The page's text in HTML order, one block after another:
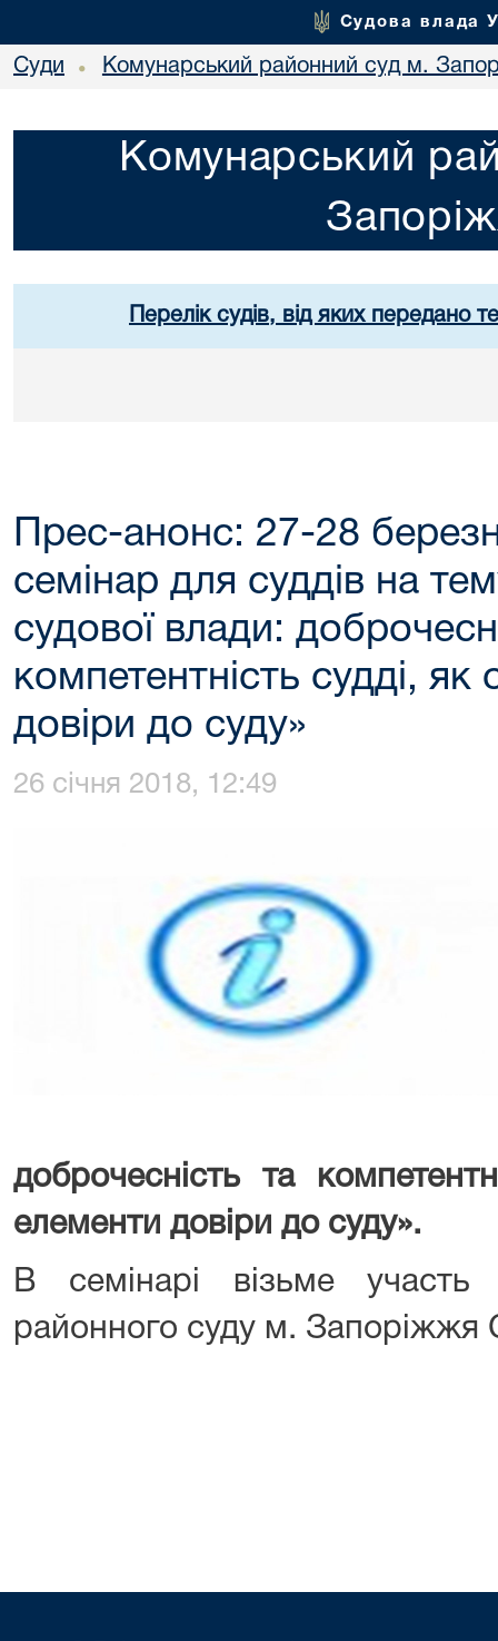
Судова влада
Суди • Комунарський районний суд м.
Комунарський
Перелік судів, від яких передано
Прес-анонс: 27-28
семінар для суддів на
судової влади:
компетентність судді, як
довіри до суду»
26 січня 2018, 12:49
доброчесність та
елементи довіри до суду».
В семінарі візьме участь
районного суду м. Запоріжжя